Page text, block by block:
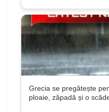
Grecia se pregătește
ploaie, zăpadă și o